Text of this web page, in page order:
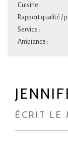
Cuisine :
Rapport qualité /
Service :
Ambiance :
ÉCRIT